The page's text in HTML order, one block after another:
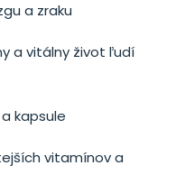
a zraku
a vitálny život ľudí
kapsule
vitamínov a